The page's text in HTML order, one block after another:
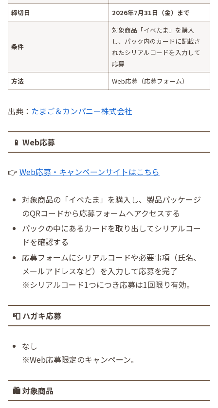
締切日
2026年7月31日（金）まで
条件
対象商品「イベたま」を購入
し、パック内のカードに記載さ
れたシリアルコードを入力して
応募
方法
Web応募（応募フォーム）
出典： たまご＆カンパニー株式会社
📱 Web応募
👉 Web応募・キャンペーンサイトはこちら
対象商品の「イベたま」を購入し、製品パッケージ
のQRコードから応募フォームへアクセスする
パックの中にあるカードを取り出してシリアルコー
ドを確認する
応募フォームにシリアルコードや必要事項（氏名、
メールアドレスなど）を入力して応募を完了
※シリアルコード1つにつき応募は1回限り有効。
📮 ハガキ応募
なし
※Web応募限定のキャンペーン。
🛍️ 対象商品